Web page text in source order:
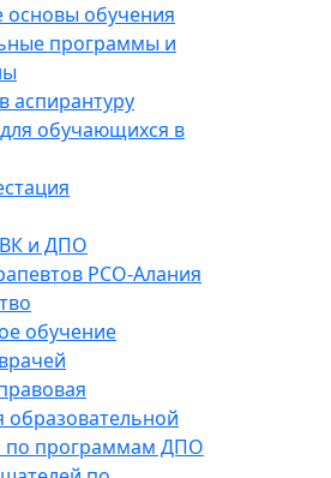
обучения
программы и
аспирантуру
обучающихся в
и ДПО
РСО-Алания
обучение
образовательной
по программам ДПО